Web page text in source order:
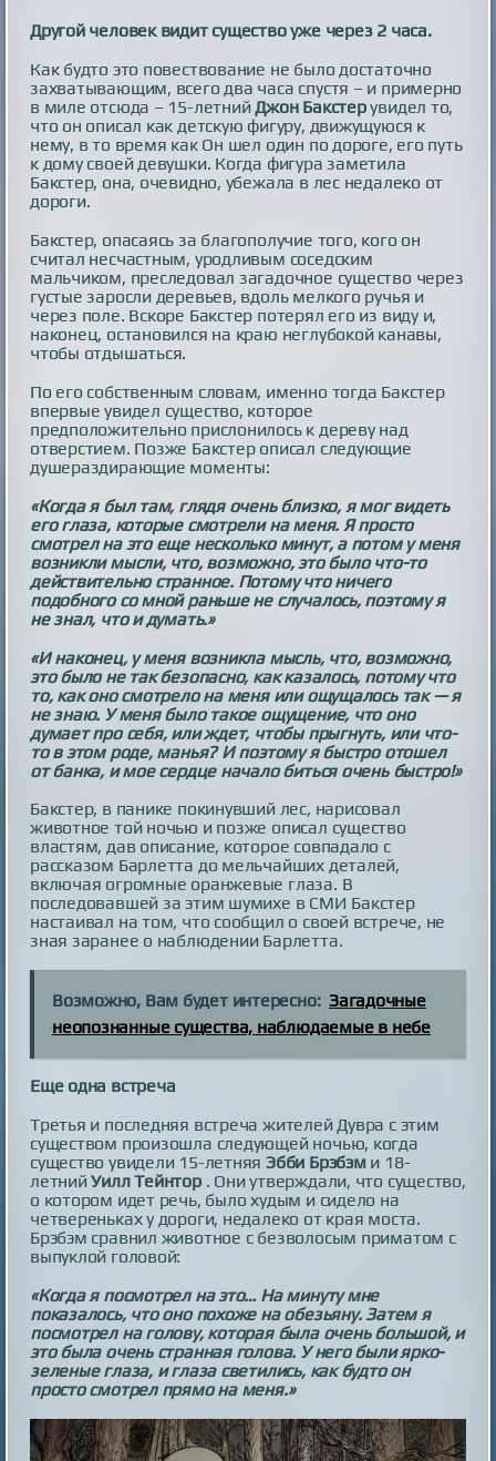
Другой человек видит существо уже через 2 часа.
Как будто это повествование не было достаточно
захватывающим, всего два часа спустя – и примерно
в миле отсюда – 15-летнийДжон Бакстерувидел то,
что он описал как детскую фигуру, движущуюся к
нему, в то время как Он шел один по дороге, его путь
к дому своей девушки. Когда фигура заметила
Бакстер, она, очевидно, убежала в лес недалеко от
дороги.
Бакстер, опасаясь за благополучие того, кого он
считал несчастным, уродливым соседским
мальчиком, преследовал загадочное существо через
густые заросли деревьев, вдоль мелкого ручья и
через поле. Вскоре Бакстер потерял его из виду и,
наконец, остановился на краю неглубокой канавы,
чтобы отдышаться.
По его собственным словам, именно тогда Бакстер
впервые увидел существо, которое
предположительно прислонилось к дереву над
отверстием. Позже Бакстер описал следующие
душераздирающие моменты:
«Когда я был там, глядя очень близко, я мог видеть
его глаза, которые смотрели на меня. Я просто
смотрел на это еще несколько минут, а потом у меня
возникли мысли, что, возможно, это было что-то
действительно странное. Потому что ничего
подобного со мной раньше не случалось, поэтому я
не знал, что и думать.»
«И наконец, у меня возникла мысль, что, возможно,
это было не так безопасно, как казалось, потому что
то, как оно смотрело на меня или ощущалось так — я
не знаю. У меня было такое ощущение, что оно
думает про себя, или ждет, чтобы прыгнуть, или что-
то в этом роде, манья? И поэтому я быстро отошел
от банка, и мое сердце начало биться очень быстро!»
Бакстер, в панике покинувший лес, нарисовал
животное той ночью и позже описал существо
властям, дав описание, которое совпадало с
рассказом Барлетта до мельчайших деталей,
включая огромные оранжевые глаза. В
последовавшей за этим шумихе в СМИ Бакстер
настаивал на том, что сообщил о своей встрече, не
зная заранее о наблюдении Барлетта.
Возможно, Вам будет интересно: Загадочные
неопознанные существа, наблюдаемые в небе
Еще одна встреча
Третья и последняя встреча жителей Дувра с этим
существом произошла следующей ночью, когда
существо увидели 15-летняяЭбби Брэбэми 18-
летнийУилл Тейнтор. Они утверждали, что существо,
о котором идет речь, было худым и сидело на
четвереньках у дороги, недалеко от края моста.
Брэбэм сравнил животное с безволосым приматом с
выпуклой головой:
«Когда я посмотрел на это… На минуту мне
показалось, что оно похоже на обезьяну. Затем я
посмотрел на голову, которая была очень большой, и
это была очень странная голова. У него были ярко-
зеленые глаза, и глаза светились, как будто он
просто смотрел прямо на меня.»